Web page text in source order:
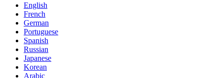
English
French
German
Portuguese
Spanish
Russian
Japanese
Korean
Arabic